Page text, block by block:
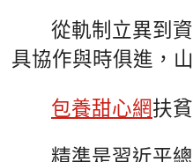
從軌制立異到
具協作與時俱進，
包養甜心網扶